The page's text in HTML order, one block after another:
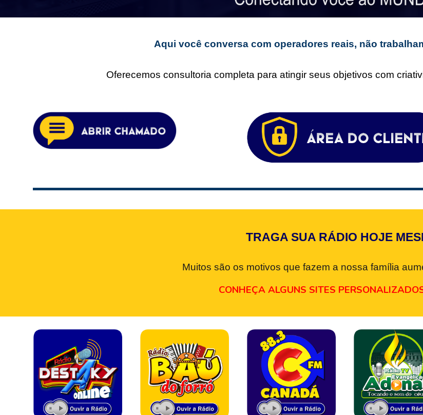
Aqui você conversa com operadores reais, não
Oferecemos consultoria completa para atingir seus objetivos com
TRAGA SUA RÁDIO HOJE
Muitos são os motivos que fazem a nossa família
CONHEÇA ALGUNS SITES